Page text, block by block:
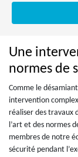
Une
normes de
Comme le
intervention
réaliser des travaux
l’art et des normes
membres de notre
sécurité pendant